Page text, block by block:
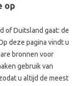
op
of Duitsland gaat: de
deze pagina vindt u
bronnen voor
gebruik van
u altijd de meest